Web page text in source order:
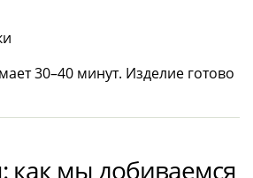
30–40 минут. Изделие готово
как мы добиваемся